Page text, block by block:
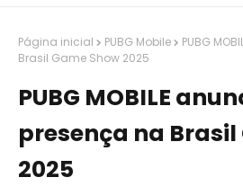
Página inicial PUBG Mobile
PUBG
Brasil Game Show 2025
PUBG MOBILE
presença na Brasil
2025